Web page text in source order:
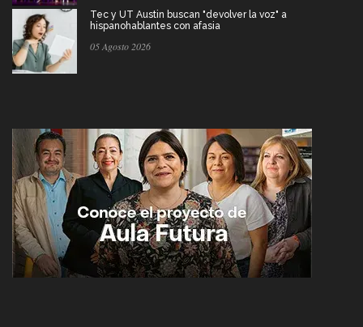
Tec y UT Austin buscan "devolver la voz" a
hispanohablantes con afasia
05 Agosto 2026